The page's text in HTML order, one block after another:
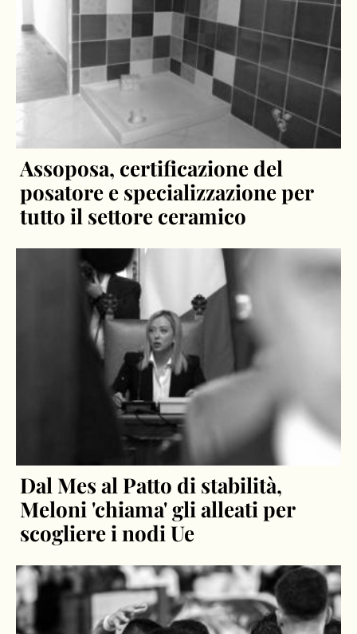
Assoposa, certificazione del
posatore e specializzazione per
tutto il settore ceramico
Dal Mes al Patto di stabilità,
Meloni 'chiama' gli alleati per
scogliere i nodi Ue